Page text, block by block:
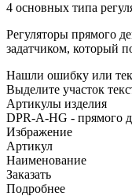
4 основных типа
Регуляторы прямого
задатчиком, который
Нашли ошибку или
Выделите участок
Артикулы изделия
DPR-A-HG - прямого
Избражение
Артикул
Наименование
Заказать
Подробнее